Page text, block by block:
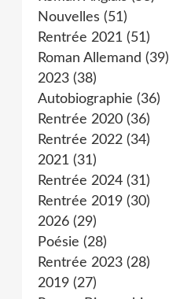
Nouvelles (51)
Rentrée 2021 (51)
Roman Allemand (39)
2023 (38)
Autobiographie (36)
Rentrée 2020 (36)
Rentrée 2022 (34)
2021 (31)
Rentrée 2024 (31)
Rentrée 2019 (30)
2026 (29)
Poésie (28)
Rentrée 2023 (28)
2019 (27)